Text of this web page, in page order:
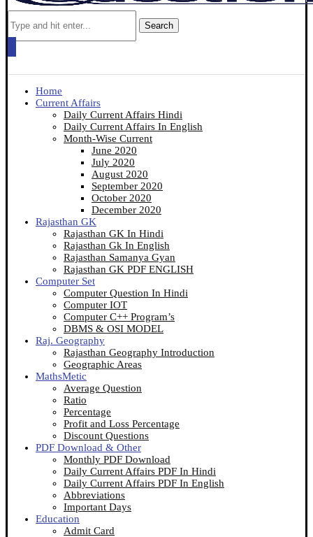
Search
Home
Current Affairs
Daily Current Affairs Hindi
Daily Current Affairs In English
Month-Wise Current
June 2020
July 2020
August 2020
September 2020
October 2020
December 2020
Rajasthan GK
Rajasthan GK In Hindi
Rajasthan Gk In English
Rajasthan Samanya Gyan
Rajasthan GK PDF ENGLISH
Computer Set
Computer Question In Hindi
Computer IOT
Computer C++ Program’s
DBMS & OSI MODEL
Raj. Geography
Rajasthan Geography Introduction
Geographic Areas
MathsMetic
Average Question
Ratio
Percentage
Profit and Loss Percentage
Discount Questions
PDF Download & Other
Monthly PDF Download
Daily Current Affairs PDF In Hindi
Daily Current Affairs PDF In English
Abbreviations
Important Days
Education
Admit Card